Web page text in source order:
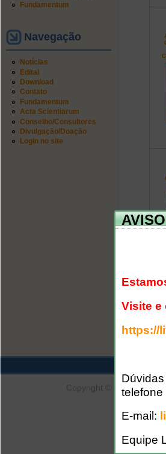
Fundamentum
Navegação
Notícias
Edital
Download
Contato
Fundamentum
Acta Scientiarum
Conselho/Consultores
Divulgação/Doação
Login no site
Copyright © 2007 para a
AVISO
Visite e
https://
telefone
E-mail:
Equipe